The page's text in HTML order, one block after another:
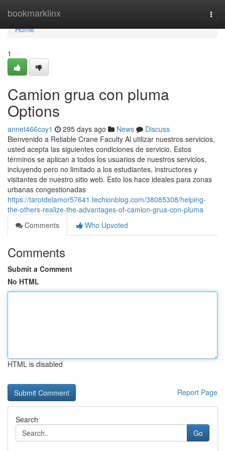
bookmarklinx
Home
Home
1
Camion grua con pluma
Options
annet466coy1 295 days ago News
Discuss
Bienvenido a Reliable Crane Faculty Al utilizar nuestros servicios,
usted acepta las siguientes condiciones de servicio. Estos
términos se aplican a todos los usuarios de nuestros servicios,
incluyendo pero no limitado a los estudiantes, instructores y
visitantes de nuestro sitio web. Esto los hace ideales para zonas
urbanas congestionadas
https://tarotdelamor57641.techionblog.com/38085308/helping-
the-others-realize-the-advantages-of-camion-grua-con-pluma
Comments
Who Upvoted
Comments
Submit a Comment
No HTML
HTML is disabled
Report Page
Search
Go